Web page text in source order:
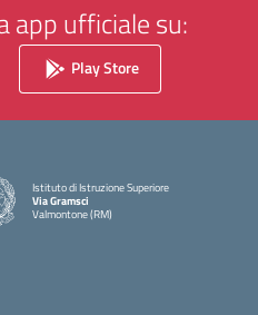
app ufficiale su:
Play Store
Istituto di Istruzione Superiore
Via Gramsci
Valmontone (RM)